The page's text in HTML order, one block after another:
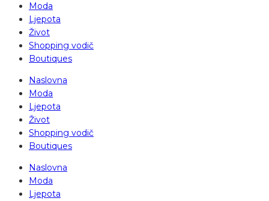
Moda
Ljepota
Život
Shopping vodič
Boutiques
Naslovna
Moda
Ljepota
Život
Shopping vodič
Boutiques
Naslovna
Moda
Ljepota